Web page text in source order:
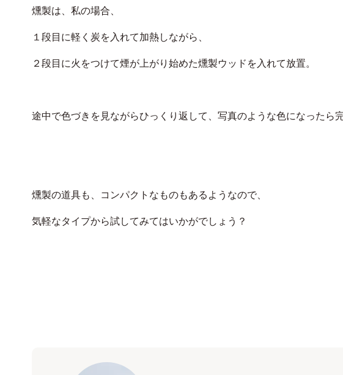
燻製は、私の場合、
１段目に軽く炭を入れて加熱しながら、
２段目に火をつけて煙が上がり始めた燻製ウッドを入れて放置。
途中で色づきを見ながらひっくり返して、写真のような色になったら
燻製の道具も、コンパクトなものもあるようなので、
気軽なタイプから試してみてはいかがでしょう？